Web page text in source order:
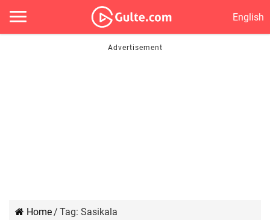
English
Home/ Tag: Sasikala